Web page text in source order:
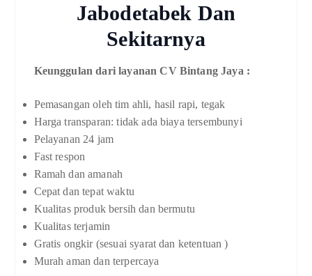
Jabodetabek Dan
Sekitarnya
Keunggulan dari layanan CV Bintang Jaya :
Pemasangan oleh tim ahli, hasil rapi, tegak
Harga transparan: tidak ada biaya tersembunyi
Pelayanan 24 jam
Fast respon
Ramah dan amanah
Cepat dan tepat waktu
Kualitas produk bersih dan bermutu
Kualitas terjamin
Gratis ongkir (sesuai syarat dan ketentuan )
Murah aman dan terpercaya